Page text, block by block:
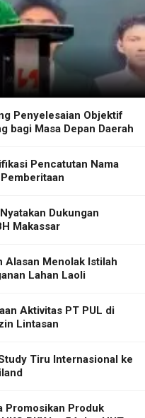
Penyelesaian Objektif
bagi Masa Depan Daerah
Pencatutan Nama
Dukungan
Makassar
Alasan Menolak Istilah
Lahan Laoli
Aktivitas PT PUL di
Lintasan
Tiru Internasional ke
Promosikan Produk